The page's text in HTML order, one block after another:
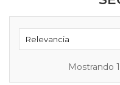
Relevancia
Mostrando